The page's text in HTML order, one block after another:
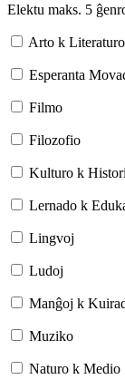
Elektu maks. 5
Arto k Literaturo
Esperanta
Filmo
Filozofio
Kulturo k
Lernado k
Lingvoj
Ludoj
Manĝoj k
Muziko
Naturo k Medio